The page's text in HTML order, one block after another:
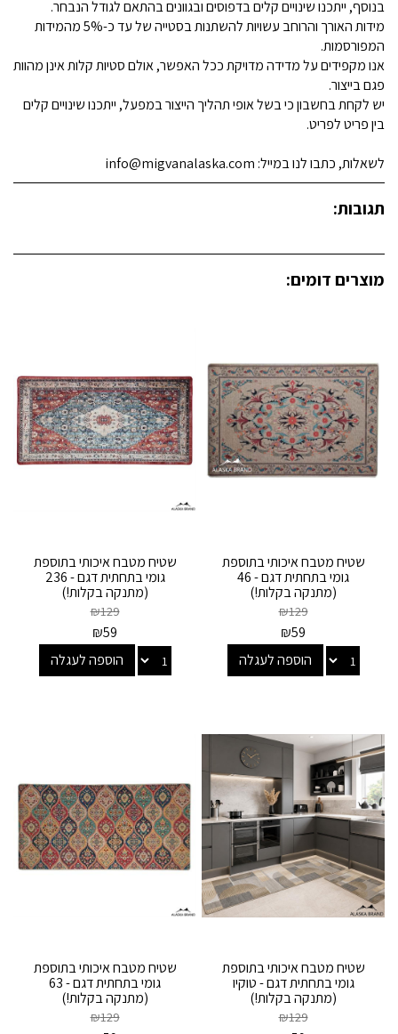
בנוסף, ייתכנו שינויים קלים בדפוסים ובגוונים בהתאם לגודל הנבחר.
מידות האורך והרוחב עשויות להשתנות בסטייה של עד כ-5% מהמידות
המפורסמות.
אנו מקפידים על מדידה מדויקת ככל האפשר, אולם סטיות קלות אינן מהוות
פגם בייצור.
יש לקחת בחשבון כי בשל אופי תהליך הייצור במפעל, ייתכנו שינויים קלים
בין פריט לפריט.
לשאלות, כתבו לנו במייל: info@migvanalaska.com
תגובות:
מוצרים דומים:
שטיח מטבח איכותי בתוספת
גומי בתחתית דגם - 46
(מתנקה בקלות!)
₪129
₪59
הוספה לעגלה
שטיח מטבח איכותי בתוספת
גומי בתחתית דגם - 236
(מתנקה בקלות!)
₪129
₪59
הוספה לעגלה
שטיח מטבח איכותי בתוספת
גומי בתחתית דגם - טוקיו
(מתנקה בקלות!)
₪129
שטיח מטבח איכותי בתוספת
גומי בתחתית דגם - 63
(מתנקה בקלות!)
₪129